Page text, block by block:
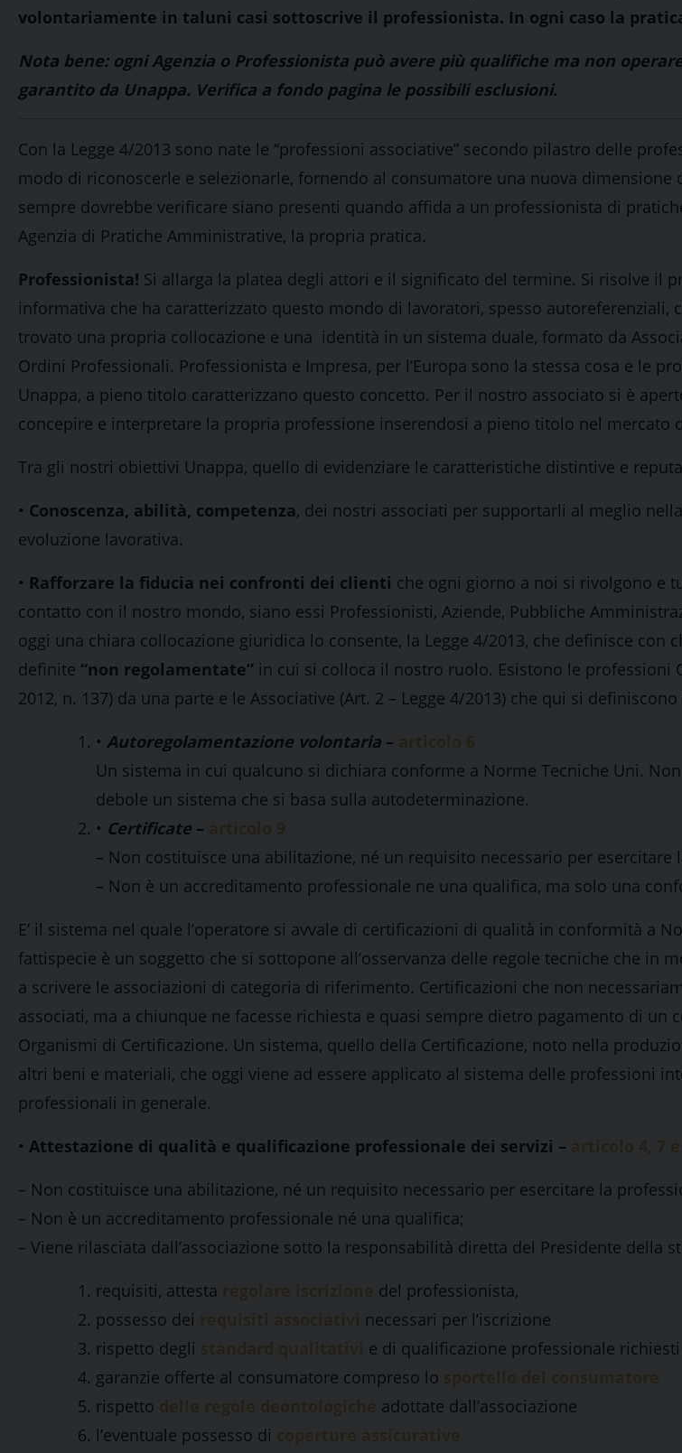
volontariamente in taluni casi sottoscrive il professionista. In ogni caso la
Nota bene: ogni Agenzia o Professionista può avere più qualifiche ma non
garantito da Unappa. Verifica a fondo pagina le possibili esclusioni.
Con la Legge 4/2013 sono nate le “professioni associative” secondo pilastro delle
modo di riconoscerle e selezionarle, fornendo al consumatore una nuova dimensione
sempre dovrebbe verificare siano presenti quando affida a un professionista di
Agenzia di Pratiche Amministrative, la propria pratica.
Professionista! Si allarga la platea degli attori e il significato del termine. Si risolve il
informativa che ha caratterizzato questo mondo di lavoratori, spesso autoreferenziali,
trovato una propria collocazione e una identità in un sistema duale, formato da
Ordini Professionali. Professionista e Impresa, per l’Europa sono la stessa cosa e le
Unappa, a pieno titolo caratterizzano questo concetto. Per il nostro associato si è
concepire e interpretare la propria professione inserendosi a pieno titolo nel mercato
Tra gli nostri obiettivi Unappa, quello di evidenziare le caratteristiche distintive e
• Conoscenza, abilità, competenza, dei nostri associati per supportarli al meglio
evoluzione lavorativa.
• Rafforzare la fiducia nei confronti dei clienti che ogni giorno a noi si rivolgono e
contatto con il nostro mondo, siano essi Professionisti, Aziende, Pubbliche
oggi una chiara collocazione giuridica lo consente, la Legge 4/2013, che definisce con
definite “non regolamentate” in cui si colloca il nostro ruolo. Esistono le professioni
2012, n. 137) da una parte e le Associative (Art. 2 – Legge 4/2013) che qui si definiscono
• Autoregolamentazione volontaria –
Un sistema in cui qualcuno si dichiara conforme a Norme Tecniche Uni.
debole un sistema che si basa sulla autodeterminazione.
• Certificate –
– Non costituisce una abilitazione, né un requisito necessario per esercitare
– Non è un accreditamento professionale ne una qualifica, ma solo una
E’ il sistema nel quale l’operatore si avvale di certificazioni di qualità in conformità a
fattispecie è un soggetto che si sottopone all’osservanza delle regole tecniche che in
a scrivere le associazioni di categoria di riferimento. Certificazioni che non
associati, ma a chiunque ne facesse richiesta e quasi sempre dietro pagamento di un
Organismi di Certificazione. Un sistema, quello della Certificazione, noto nella
altri beni e materiali, che oggi viene ad essere applicato al sistema delle professioni
professionali in generale.
• Attestazione di qualità e qualificazione professionale dei servizi –
– Non costituisce una abilitazione, né un requisito necessario per esercitare la
– Non è un accreditamento professionale né una qualifica;
– Viene rilasciata dall’associazione sotto la responsabilità diretta del Presidente della
requisiti, attesta
del professionista,
possesso dei
necessari per l’iscrizione
rispetto degli
e di qualificazione professionale richiesti
garanzie offerte al consumatore compreso lo
rispetto
adottate dall’associazione
l’eventuale possesso di